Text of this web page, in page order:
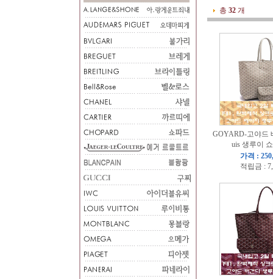
총 32개
GOYARD-고야드
uis 생루이
가격 :
적립금 :